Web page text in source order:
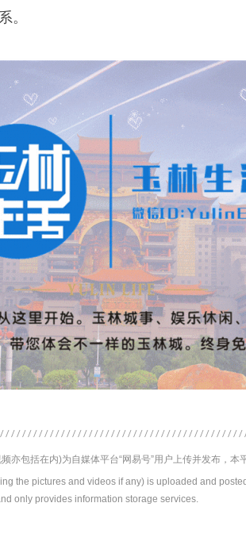
。
亦包括在内)为自媒体平台“网易号”用户上传并发布，本
the pictures and videos if any) is uploaded and
only provides information storage services.